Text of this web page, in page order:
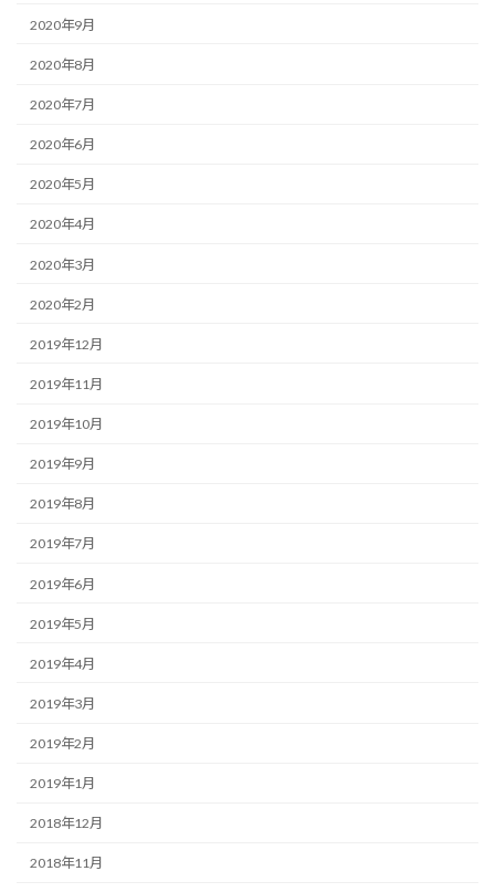
2020年9月
2020年8月
2020年7月
2020年6月
2020年5月
2020年4月
2020年3月
2020年2月
2019年12月
2019年11月
2019年10月
2019年9月
2019年8月
2019年7月
2019年6月
2019年5月
2019年4月
2019年3月
2019年2月
2019年1月
2018年12月
2018年11月